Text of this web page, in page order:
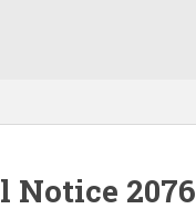
Notice 2076